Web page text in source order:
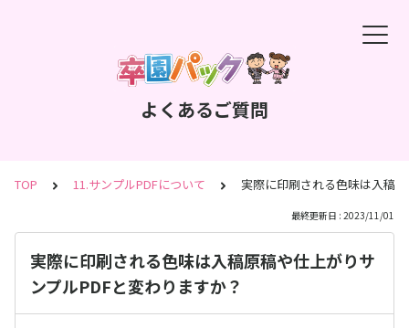
よくあるご質問
TOP 11.サンプルPDFについて 実際に印刷される色味は入稿
最終更新日 : 2023/11/01
実際に印刷される色味は入稿原稿や仕上がりサ
ンプルPDFと変わりますか？